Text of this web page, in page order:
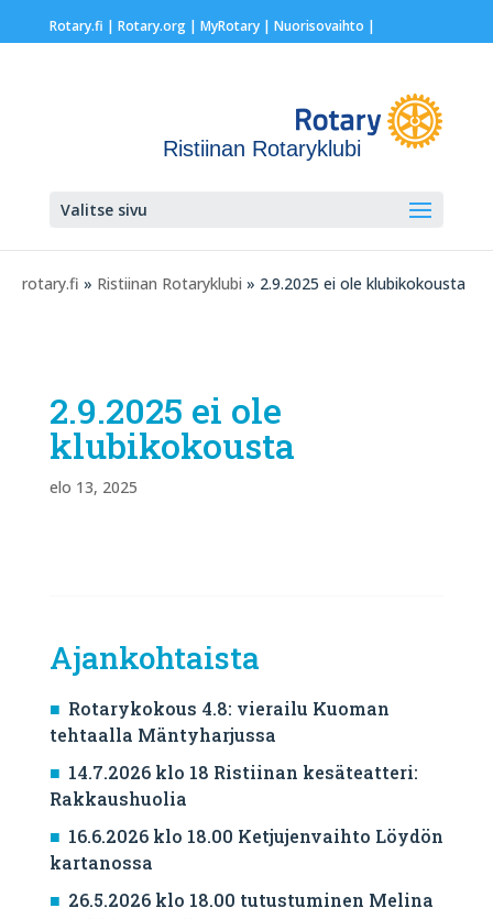
Rotary.fi | Rotary.org| MyRotary | Nuorisovaihto |
Ristiinan Rotaryklubi
Valitse sivu
rotary.fi » Ristiinan Rotaryklubi » 2.9.2025 ei ole klubikokousta
2.9.2025 ei ole
klubikokousta
elo 13, 2025
Ajankohtaista
Rotarykokous 4.8: vierailu Kuoman
tehtaalla Mäntyharjussa
14.7.2026 klo 18 Ristiinan kesäteatteri:
Rakkaushuolia
16.6.2026 klo 18.00 Ketjujenvaihto Löydön
kartanossa
26.5.2026 klo 18.00 tutustuminen Melina